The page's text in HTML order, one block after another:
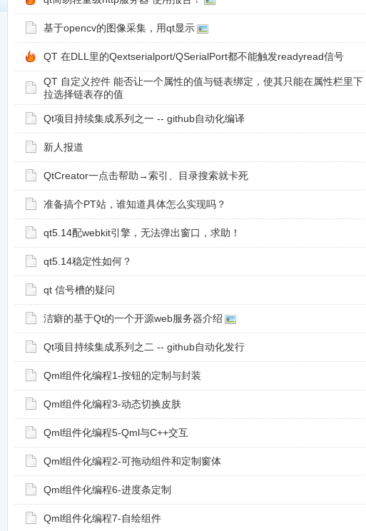
基于opencv的图像采集，用qt显示
QT 在DLL里的Qextserialport/QSerialPort都不能触发readyread信号
QT 自定义控件 能否让一个属性的值与链表绑定，使其只能在属性栏里下
拉选择链表存的值
Qt项目持续集成系列之一 -- github自动化编译
新人报道
QtCreator一点击帮助→索引、目录搜索就卡死
准备搞个PT站，谁知道具体怎么实现吗？
qt5.14配webkit引擎，无法弹出窗口，求助！
qt5.14稳定性如何？
qt 信号槽的疑问
洁癖的基于Qt的一个开源web服务器介绍
Qt项目持续集成系列之二 -- github自动化发行
Qml组件化编程1-按钮的定制与封装
Qml组件化编程3-动态切换皮肤
Qml组件化编程5-Qml与C++交互
Qml组件化编程2-可拖动组件和定制窗体
Qml组件化编程6-进度条定制
Qml组件化编程7-自绘组件